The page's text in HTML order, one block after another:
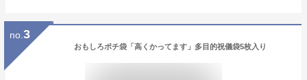
no. 3
おもしろポチ袋「高くかってます」多目的祝儀袋5枚入り